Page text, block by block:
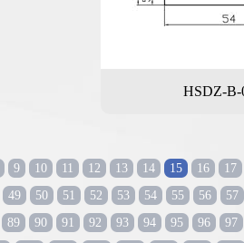
HSDZ-B-
9 10 11 12 13 14 15 16
17
49 50 51 52 53 54 55 56
57
89 90 91 92 93 94 95 96 97